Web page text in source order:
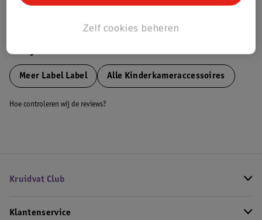
Bestel & Bezorginformatie
Bekijk ook
Meer Label Label Alle Kinderkameraccessoires
Hoe controleren wij de reviews?
Kruidvat Club
Klantenservice
Zelf cookies beheren